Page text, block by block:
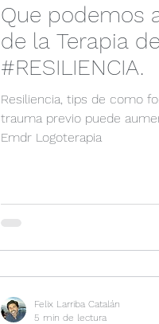
Que podemos
de la Terapia
#RESILIENCIA.
Resiliencia, tips de como
trauma previo puede
Emdr Logoterapia
Felix Larriba Catalán
5 min de lectura